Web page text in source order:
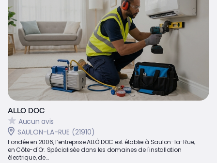
ALLO DOC
Aucun avis
SAULON-LA-RUE (21910)
Fondée en 2006, l’entreprise ALLÔ DOC est établie à Saulon-la-Rue,
en Côte-d'Or. Spécialisée dans les domaines de l'installation
électrique, de...